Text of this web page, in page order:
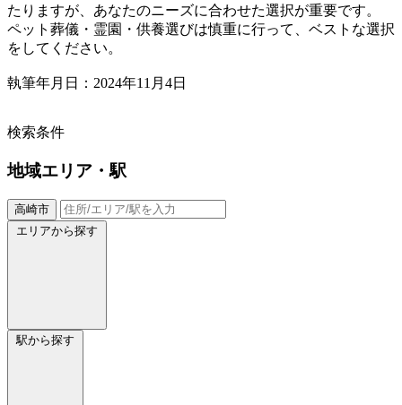
たりますが、あなたのニーズに合わせた選択が重要です。
ペット葬儀・霊園・供養選びは慎重に行って、ベストな選択
をしてください。
執筆年月日：2024年11月4日
検索条件
地域エリア・駅
高崎市
エリアから探す
駅から探す